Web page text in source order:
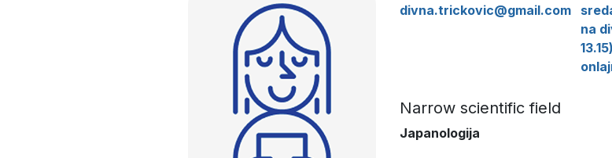
divna.trickovic@gmail.com
na
Narrow scientific field
Japanologija